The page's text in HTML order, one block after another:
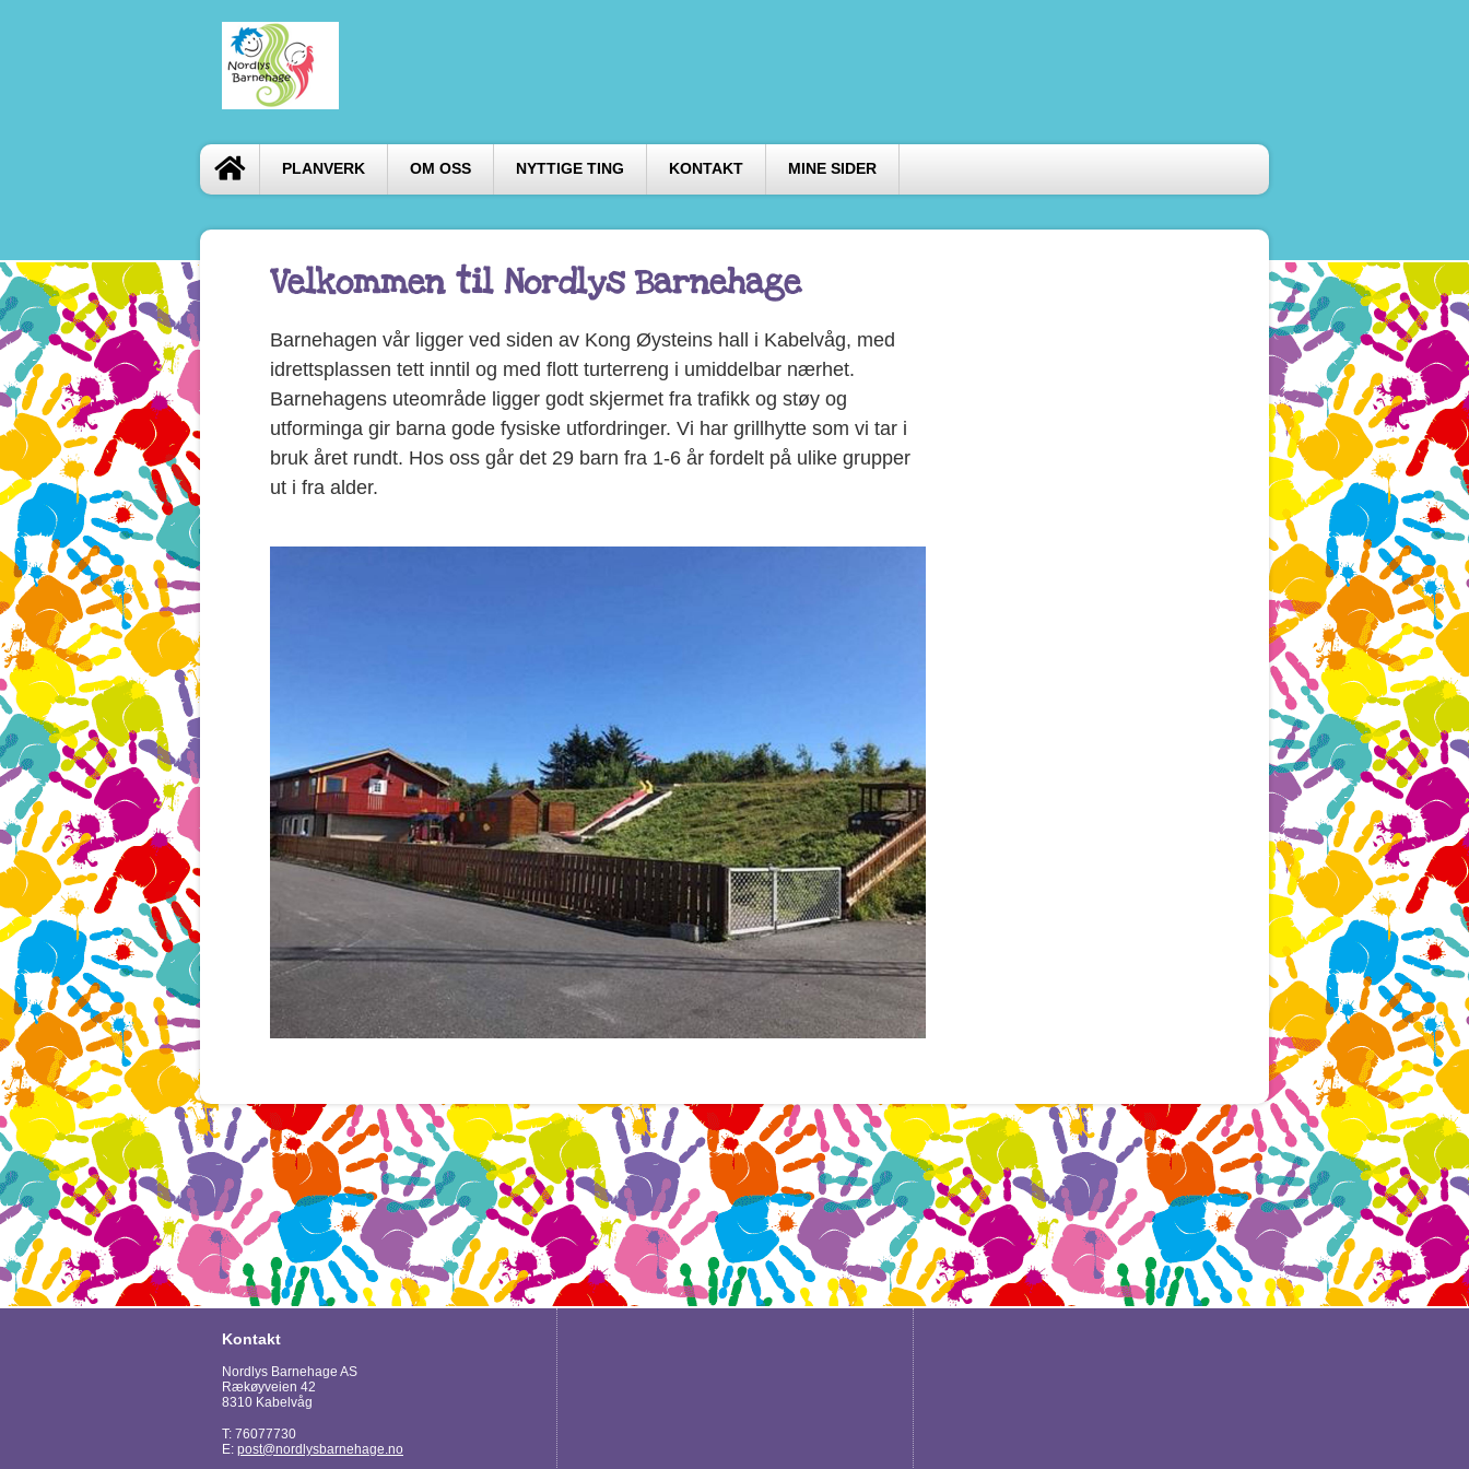
PLANVERK OM OSS NYTTIGE TING KONTAKT MINE SIDER
Velkommen til Nordlys Barnehage
Barnehagen vår ligger ved siden av Kong Øysteins hall i Kabelvåg, med
idrettsplassen tett inntil og med flott turterreng i umiddelbar nærhet.
Barnehagens uteområde ligger godt skjermet fra trafikk og støy og
utforminga gir barna gode fysiske utfordringer. Vi har grillhytte som vi tar i
bruk året rundt. Hos oss går det 29 barn fra 1-6 år fordelt på ulike grupper
ut i fra alder.
Kontakt
Nordlys Barnehage AS
Rækøyveien 42
8310 Kabelvåg
T: 76077730
E: post@nordlysbarnehage.no